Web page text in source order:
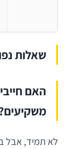
שאלות
האם
לא תמיד, אבל